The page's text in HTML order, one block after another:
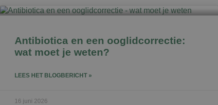
Antibiotica en een ooglidcorrectie:
wat moet je weten?
LEES HET BLOGBERICHT »
16 juni 2026